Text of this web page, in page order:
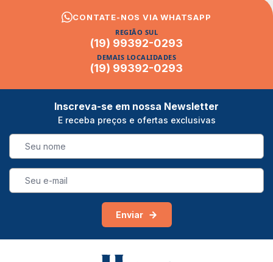
CONTATE-NOS VIA WHATSAPP
REGIÃO SUL
(19) 99392-0293
DEMAIS LOCALIDADES
(19) 99392-0293
Inscreva-se em nossa Newsletter
E receba preços e ofertas exclusivas
Enviar